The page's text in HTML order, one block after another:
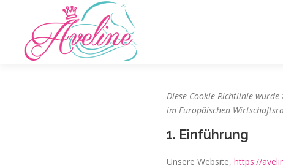
springen
Diese Cookie-Richtlinie
im Europäischen
1. Einführung
Unsere Website, https://